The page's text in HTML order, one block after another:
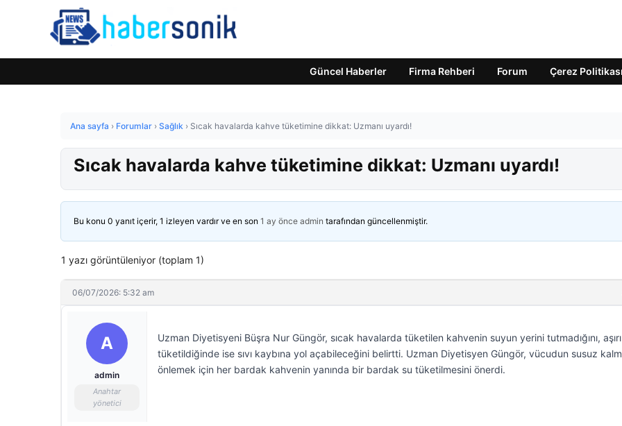
Güncel Haberler Firma Rehberi Forum Çerez Politikası
Ana sayfa › Forumlar › Sağlık › Sıcak havalarda kahve tüketimine dikkat: Uzmanı uyardı!
Sıcak havalarda kahve tüketimine dikkat: Uzmanı uyardı!
Bu konu 0 yanıt içerir, 1 izleyen vardır ve en son 1 ay önce admin tarafından güncellenmiştir.
1 yazı görüntüleniyor (toplam 1)
06/07/2026: 5:32 am
A
admin
Anahtar
yönetici
Uzman Diyetisyeni Büşra Nur Güngör, sıcak havalarda tüketilen kahvenin suyun yerini tutmadığını, aşırı
tüketildiğinde ise sıvı kaybına yol açabileceğini belirtti. Uzman Diyetisyen Güngör, vücudun susuz
önlemek için her bardak kahvenin yanında bir bardak su tüketilmesini önerdi.